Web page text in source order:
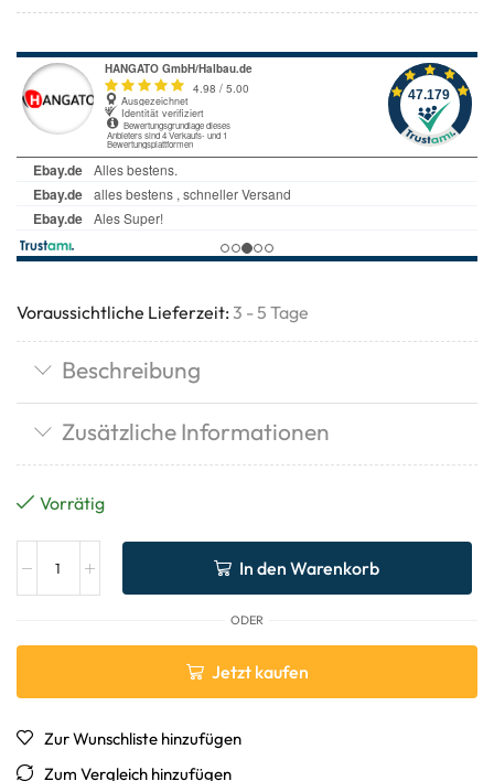
Voraussichtliche Lieferzeit: 3 - 5 Tage
Beschreibung
Zusätzliche Informationen
Vorrätig
In den Warenkorb
ODER
Jetzt kaufen
Zur Wunschliste hinzufügen
Zum Vergleich hinzufügen